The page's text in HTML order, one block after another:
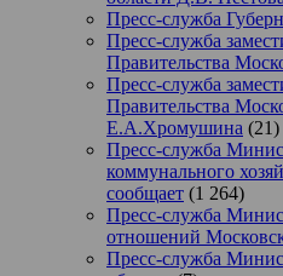
Пресс-служба
Пресс-служба
Правительства
Пресс-служба
Правительства
Е.А.Хромушина (21)
Пресс-служба
коммунального
сообщает (1 264)
Пресс-служба
отношений
Пресс-служба